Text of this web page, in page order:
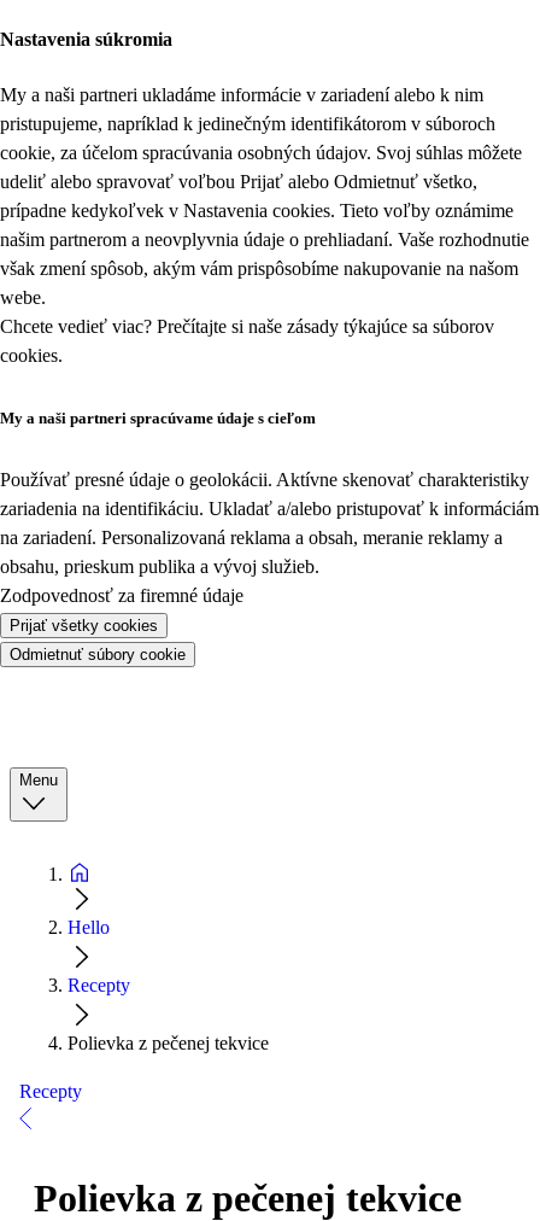
Nastavenia súkromia
My a naši partneri ukladáme informácie v zariadení alebo k nim
pristupujeme, napríklad k jedinečným identifikátorom v súboroch
cookie, za účelom spracúvania osobných údajov. Svoj súhlas môžete
udeliť alebo spravovať voľbou Prijať alebo Odmietnuť všetko,
prípadne kedykoľvek v Nastavenia cookies. Tieto voľby oznámime
našim partnerom a neovplyvnia údaje o prehliadaní. Vaše rozhodnutie
však zmení spôsob, akým vám prispôsobíme nakupovanie na našom
webe.
Chcete vedieť viac? Prečítajte si naše zásady týkajúce sa súborov
cookies.
My a naši partneri spracúvame údaje s cieľom
Používať presné údaje o geolokácii. Aktívne skenovať charakteristiky
zariadenia na identifikáciu. Ukladať a/alebo pristupovať k informáciám
na zariadení. Personalizovaná reklama a obsah, meranie reklamy a
obsahu, prieskum publika a vývoj služieb.
Zodpovednosť za firemné údaje
Prijať všetky cookies
Odmietnuť súbory cookie
Menu
Hello
Recepty
Polievka z pečenej tekvice
Recepty
Polievka z pečenej tekvice